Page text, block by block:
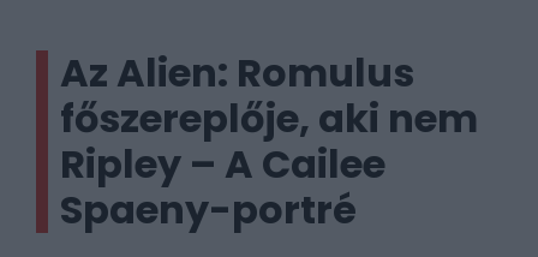
Az Alien: Romulus
főszereplője, aki nem
Ripley – A Cailee
Spaeny-portré